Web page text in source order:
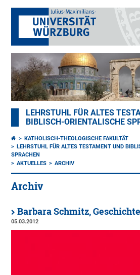
LEHRSTUHL FÜR ALTES
BIBLISCH-ORIENTALISCHE
KATHOLISCH-THEOLOGISCHE FAKULTÄT
LEHRSTUHL FÜR ALTES TESTAMENT UND
SPRACHEN
AKTUELLES
ARCHIV
Archiv
Barbara Schmitz,
05.03.2012